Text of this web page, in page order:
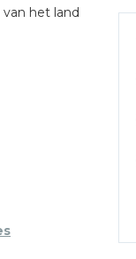
het land
wapens
laat
en wat dat